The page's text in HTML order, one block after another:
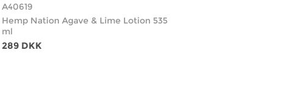
A40619
Hemp Nation Agave & Lime Lotion 535
ml
289 DKK